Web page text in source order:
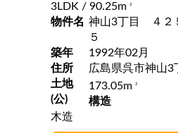
3LDK / 90.25m 2
物件名 神山3丁目 ４２
５
築年
1992年02月
住所
広島県呉市神山3
土地
(公)
173.05m2
構造
木造